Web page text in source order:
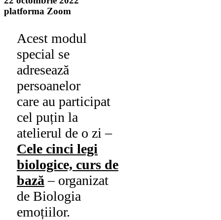
platforma Zoom
Acest modul
special se
adresează
persoanelor
care au participat
cel puțin la
atelierul de o zi –
Cele cinci legi
biologice, curs de
bază – organizat
de Biologia
emoțiilor.